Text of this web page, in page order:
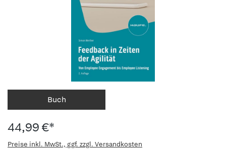
Buch
44,99 €*
Preise inkl. MwSt., ggf. zzgl. Versandkosten